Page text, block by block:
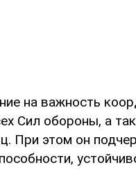
на важность
Сил обороны, а
При этом он